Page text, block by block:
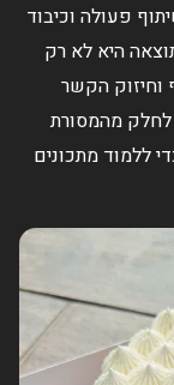
פעולה וכיבוד
היא לא רק
הקשר
מהמסורת
ללמוד מתכונים